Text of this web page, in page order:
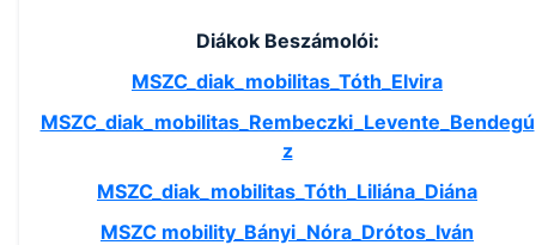
Diákok Beszámolói:
MSZC_diak_mobilitas_Tóth_Elvira
MSZC_diak_mobilitas_Rembeczki_Levente_Bendegú
z
MSZC_diak_mobilitas_Tóth_Liliána_Diána
MSZC mobility_Bányi_Nóra_Drótos_Iván